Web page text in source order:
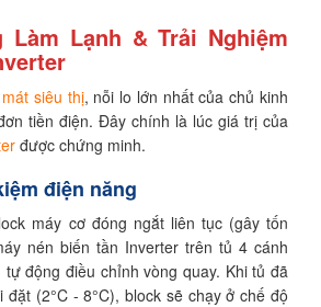
Làm Lạnh & Trải Nghiệm
siêu thị, nỗi lo lớn nhất của chủ kinh
tiền điện. Đây chính là lúc giá trị của
được chứng minh.
điện năng
máy cơ đóng ngắt liên tục (gây tốn
nén biến tần Inverter trên tủ 4 cánh
tự động điều chỉnh vòng quay. Khi tủ đã
(2°C - 8°C), block sẽ chạy ở chế độ